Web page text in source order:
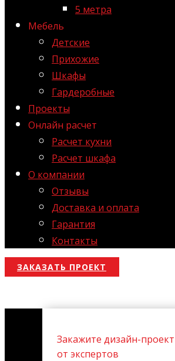
5 метра
Мебель
Детские
Прихожие
Шкафы
Гардеробные
Проекты
Онлайн расчет
Расчет кухни
Расчет шкафа
О компании
Отзывы
Доставка и оплата
Гарантия
Контакты
ЗАКАЗАТЬ ПРОЕКТ
Закажите дизайн-
от экспертов